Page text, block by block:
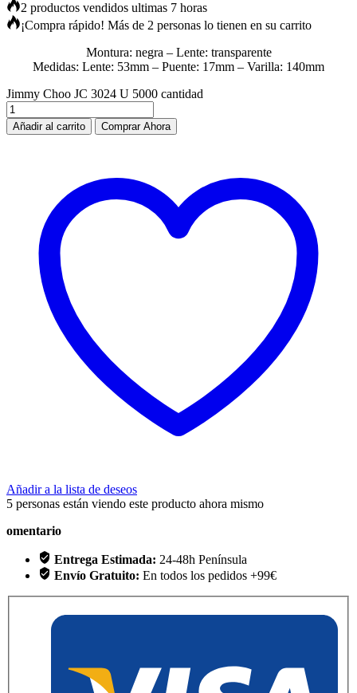
2 productos vendidos ultimas 7 horas
¡Compra rápido! Más de 2 personas lo tienen en su carrito
Montura: negra – Lente: transparente
Medidas: Lente: 53mm – Puente: 17mm – Varilla: 140mm
Jimmy Choo JC 3024 U 5000 cantidad
Añadir al carrito Comprar Ahora
Añadir a la lista de deseos
5 personas están viendo este producto ahora mismo
omentario
Entrega Estimada: 24-48h Península
Envío Gratuito: En todos los pedidos +99€